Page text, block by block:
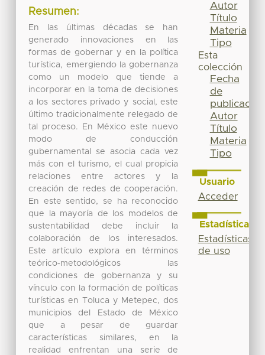
Resumen:
En las últimas décadas se han
generado innovaciones en las
formas de gobernar y en la política
turística, emergiendo la gobernanza
como un modelo que tiende a
incorporar en la toma de decisiones
a los sectores privado y social, este
último tradicionalmente relegado de
tal proceso. En México este nuevo
modo de conducción
gubernamental se asocia cada vez
más con el turismo, el cual propicia
relaciones entre actores y la
creación de redes de cooperación.
En este sentido, se ha reconocido
que la mayoría de los modelos de
sustentabilidad debe incluir la
colaboración de los interesados.
Este artículo explora en términos
teórico‑metodológicos las
condiciones de gobernanza y su
vínculo con la formación de políticas
turísticas en Toluca y Metepec, dos
municipios del Estado de México
que a pesar de guardar
características similares, en la
realidad enfrentan una serie de
Autor
Título
Materia
Tipo
Esta
colección
Fecha
de
publicación
Autor
Título
Materia
Tipo
Usuario
Acceder
Estadísticas
Estadísticas
de uso